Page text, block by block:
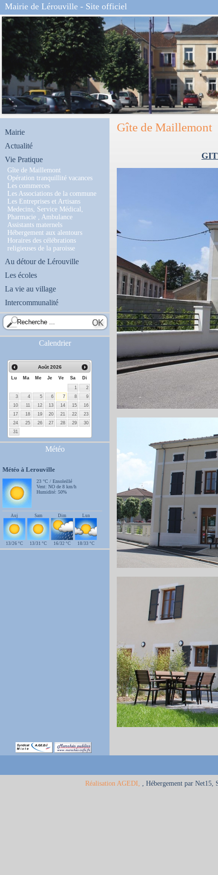
Mairie de Lérouville - Site officiel
Mairie
Actualité
Vie Pratique
Gîte de Maillemont
Opération tranquillité vacances
Les commerces
Les Associations de la commune
Les Entreprises et Artisans
Medecins, Service Médical,
Pharmacie , Ambulance
Assistants maternels
Hébergement aux alentours
Horaires des célébrations
religieuses de la paroisse
Au détour de Lérouville
Les écoles
La vie au village
Intercommunalité
Calendrier
Août 2026
Lu Ma Me Je Ve Sa
Di
1
2
3
4 5 6 7 8
9
10
11 12 13 14 15
16
17
18 19 20 21 22
23
24
25 26 27 28 29
30
31
Météo
Météo à Lerouville
23 °C / Ensoleillé
Vent: NO de 8 km/h
Humidité: 50%
Auj
13/26 °C
Sam
13/31 °C
Dim
16/32 °C
Lun
18/33 °C
Gîte de Maillemont
Réalisation AGEDI, , Hébergement par Net15,